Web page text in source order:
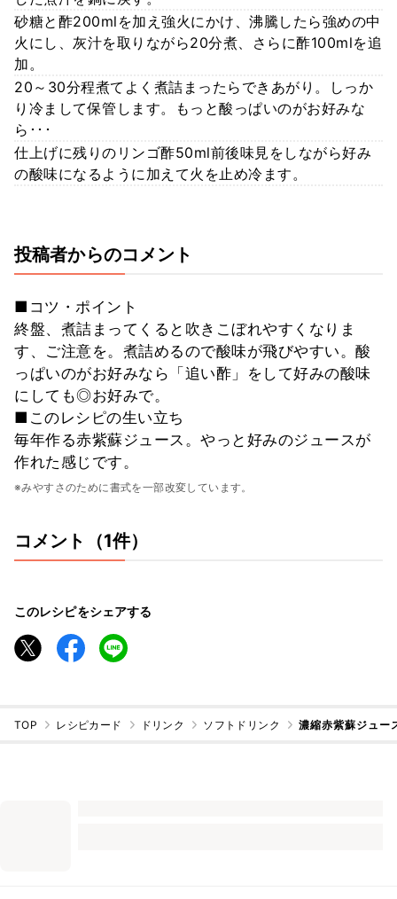
砂糖と酢200mlを加え強火にかけ、沸騰したら強めの中
火にし、灰汁を取りながら20分煮、さらに酢100mlを追
加。
20～30分程煮てよく煮詰まったらできあがり。しっか
り冷まして保管します。もっと酸っぱいのがお好みな
ら･･･
仕上げに残りのリンゴ酢50ml前後味見をしながら好み
の酸味になるように加えて火を止め冷ます。
投稿者からのコメント
■コツ・ポイント
終盤、煮詰まってくると吹きこぼれやすくなりま
す、ご注意を。煮詰めるので酸味が飛びやすい。酸
っぱいのがお好みなら「追い酢」をして好みの酸味
にしても◎お好みで。
■このレシピの生い立ち
毎年作る赤紫蘇ジュース。やっと好みのジュースが
作れた感じです。
※みやすさのために書式を一部改変しています。
コメント（1件）
このレシピをシェアする
TOP レシピカード ドリンク ソフトドリンク 濃縮赤紫蘇ジュー